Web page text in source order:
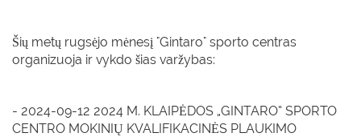
Šių metų rugsėjo mėnesį "Gintaro" sporto centras
organizuoja ir vykdo šias varžybas:
- 2024-09-12 2024 M. KLAIPĖDOS „GINTARO“ SPORTO
CENTRO MOKINIŲ KVALIFIKACINĖS PLAUKIMO